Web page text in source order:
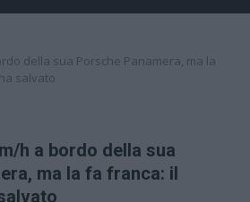
della sua Porsche Panamera, ma la
salvato
h a bordo della sua
ma la fa franca: il